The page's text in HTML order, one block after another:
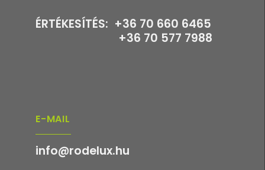
ÉRTÉKESÍTÉS: +36 70 660 6465
+36 70 577 7988
E-MAIL
info@rodelux.hu